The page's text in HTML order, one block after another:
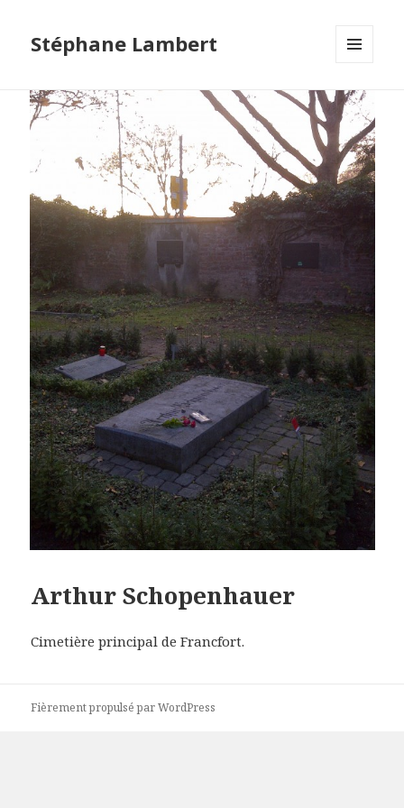
Stéphane Lambert
WIDGETS
Arthur Schopenhauer
Cimetière principal de Francfort.
Fièrement propulsé par WordPress